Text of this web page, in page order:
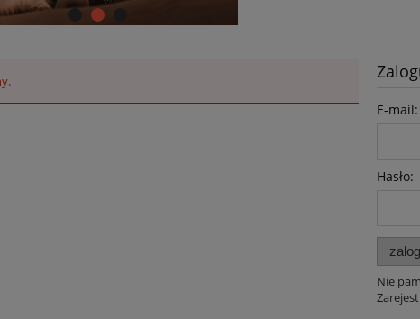
E-mail:
Hasło:
Nie